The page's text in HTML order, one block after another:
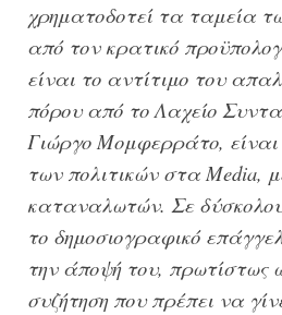
χρηματοδοτεί τα ταμεία
από τον κρατικό
είναι το αντίτιμο του
πόρου από το Λαχείο
Γιώργο Μομφερράτο,
των πολιτικών στα Media,
καταναλωτών. Σε
το δημοσιογραφικό
την άποψή του, πρωτίστως
συζήτηση που πρέπει να